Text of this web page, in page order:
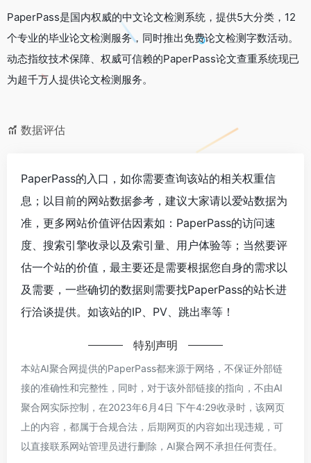
PaperPass是国内权威的中文论文检测系统，提供5大分类，12
个专业的毕业论文检测服务，同时推出免费论文检测字数活动。
动态指纹技术保障、权威可信赖的PaperPass论文查重系统现已
为超千万人提供论文检测服务。
数据评估
PaperPass的入口，如你需要查询该站的相关权重信
息；以目前的网站数据参考，建议大家请以爱站数据为
准，更多网站价值评估因素如：PaperPass的访问速
度、搜索引擎收录以及索引量、用户体验等；当然要评
估一个站的价值，最主要还是需要根据您自身的需求以
及需要，一些确切的数据则需要找PaperPass的站长进
行洽谈提供。如该站的IP、PV、跳出率等！
特别声明
本站AI聚合网提供的PaperPass都来源于网络，不保证外部链
接的准确性和完整性，同时，对于该外部链接的指向，不由AI
聚合网实际控制，在2023年6月4日 下午4:29收录时，该网页
上的内容，都属于合规合法，后期网页的内容如出现违规，可
以直接联系网站管理员进行删除，AI聚合网不承担任何责任。